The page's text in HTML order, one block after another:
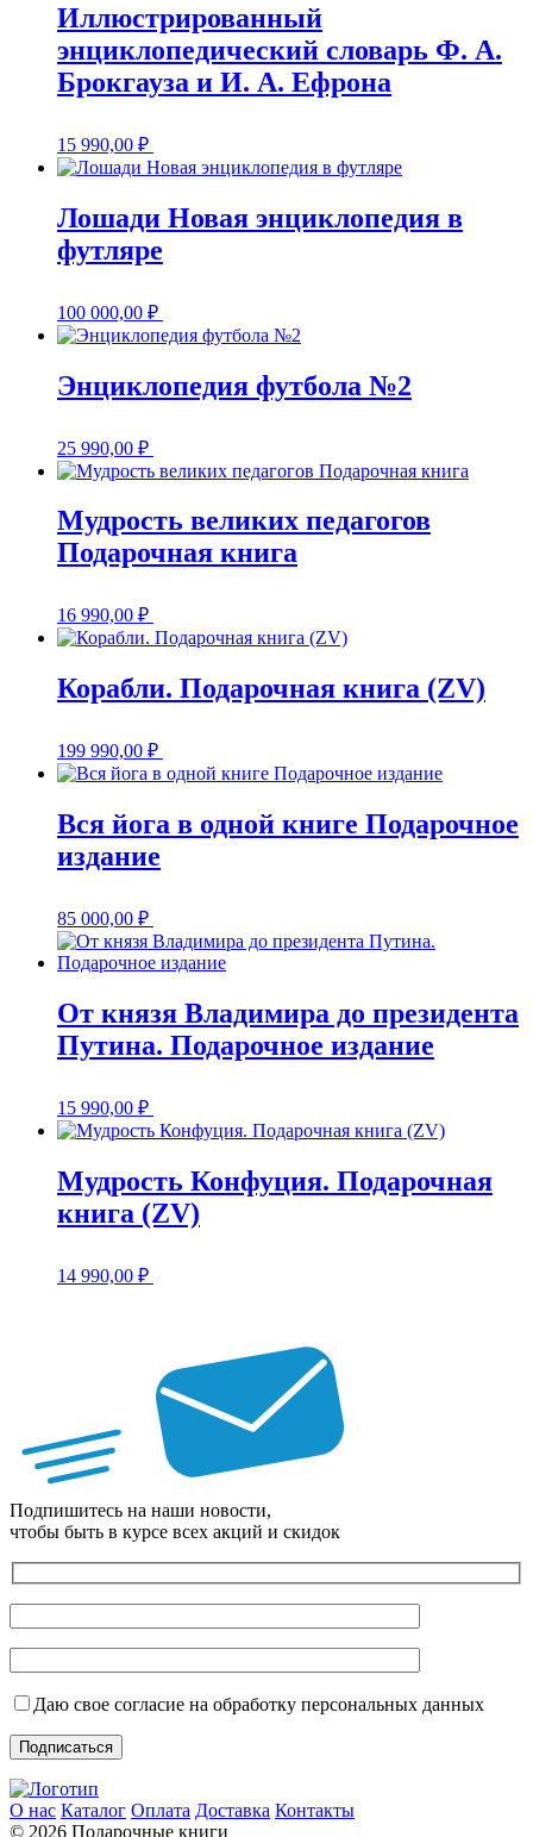
Иллюстрированный
энциклопедический словарь Ф. А.
Брокгауза и И. А. Ефрона
15 990,00 ₽
Лошади Новая энциклопедия в
футляре
100 000,00 ₽
Энциклопедия футбола №2
25 990,00 ₽
Мудрость великих педагогов
Подарочная книга
16 990,00 ₽
Корабли. Подарочная книга (ZV)
199 990,00 ₽
Вся йога в одной книге Подарочное
издание
85 000,00 ₽
От князя Владимира до президента
Путина. Подарочное издание
15 990,00 ₽
Мудрость Конфуция. Подарочная
книга (ZV)
14 990,00 ₽
Подпишитесь на наши новости,
чтобы быть в курсе всех акций и скидок
Даю свое согласие на обработку персональных данных
О нас Каталог Оплата Доставка Контакты
© 2026 Подарочные книги